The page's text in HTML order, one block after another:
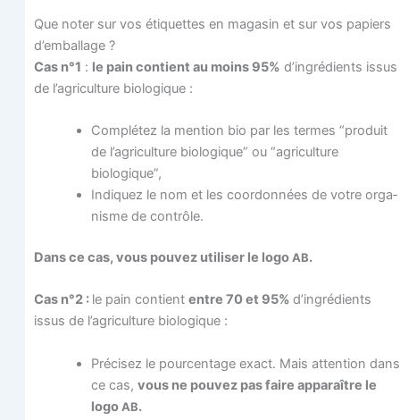
Que noter sur vos éti­quettes en maga­sin et sur vos papiers
d’emballage ?
Cas n°1 : le pain contient au moins 95% d’ingrédients issus
de l’agriculture biologique :
Com­plé­tez la men­tion bio par les termes “pro­duit
de l’agriculture bio­lo­gique” ou “agri­cul­ture
biologique”,
Indi­quez le nom et les coor­don­nées de votre orga­
nisme de contrôle.
Dans ce cas, vous pou­vez uti­li­ser le logo AB.
Cas n°2 : le pain contient entre 70 et 95% d’ingrédients
issus de l’agriculture biologique :
Pré­ci­sez le pour­cen­tage exact. Mais atten­tion dans
ce cas, vous ne pou­vez pas faire appa­raître le
logo AB.